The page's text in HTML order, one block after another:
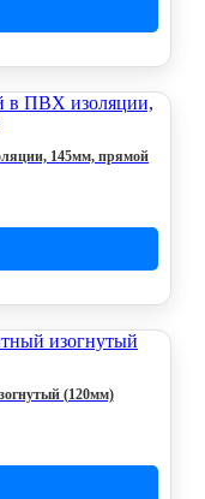
145мм, прямой
(120мм)